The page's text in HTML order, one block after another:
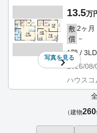
写真を見る
13.5万
敷2ヶ月
償 －
1階 /
2026/08/
ハウスコ
（建物260